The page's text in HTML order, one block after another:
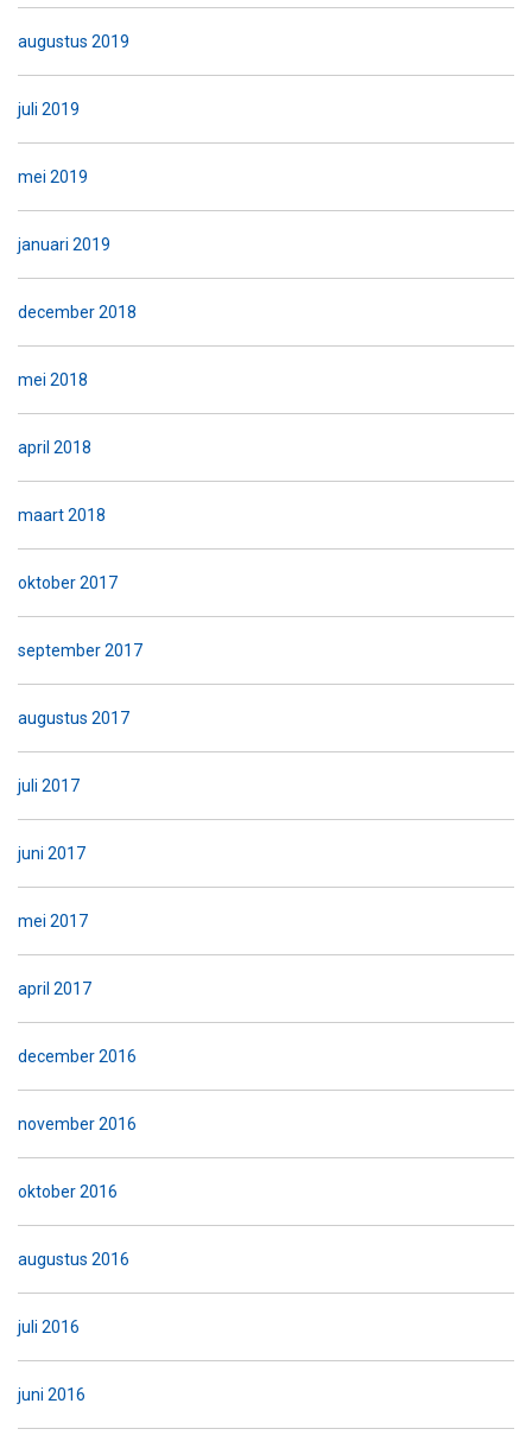
augustus 2019
juli 2019
mei 2019
januari 2019
december 2018
mei 2018
april 2018
maart 2018
oktober 2017
september 2017
augustus 2017
juli 2017
juni 2017
mei 2017
april 2017
december 2016
november 2016
oktober 2016
augustus 2016
juli 2016
juni 2016